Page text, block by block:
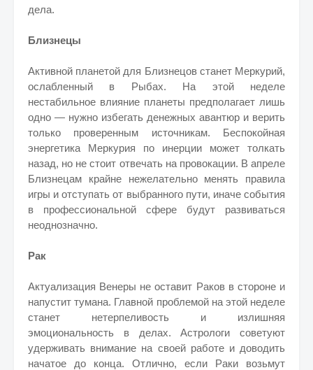
дела.
Близнецы
Активной планетой для Близнецов станет Меркурий,
ослабленный в Рыбах. На этой неделе
нестабильное влияние планеты предполагает лишь
одно — нужно избегать денежных авантюр и верить
только проверенным источникам. Беспокойная
энергетика Меркурия по инерции может толкать
назад, но не стоит отвечать на провокации. В апреле
Близнецам крайне нежелательно менять правила
игры и отступать от выбранного пути, иначе события
в профессиональной сфере будут развиваться
неоднозначно.
Рак
Актуализация Венеры не оставит Раков в стороне и
напустит тумана. Главной проблемой на этой неделе
станет нетерпеливость и излишняя
эмоциональность в делах. Астрологи советуют
удерживать внимание на своей работе и доводить
начатое до конца. Отлично, если Раки возьмут